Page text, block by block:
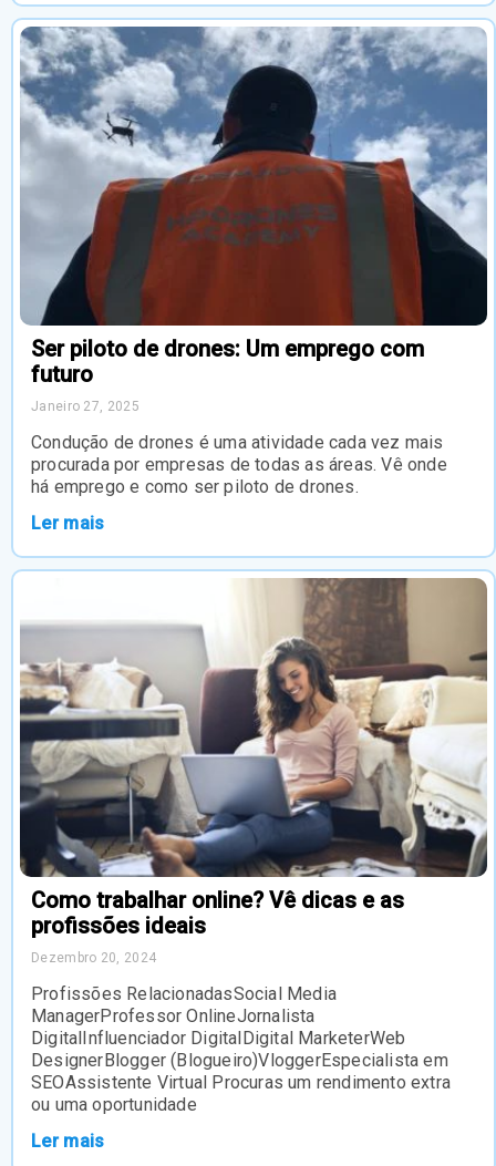
Ser piloto de drones: Um emprego com
futuro
Janeiro 27, 2025
Condução de drones é uma atividade cada vez mais
procurada por empresas de todas as áreas. Vê onde
há emprego e como ser piloto de drones.
Ler mais
Como trabalhar online? Vê dicas e as
profissões ideais
Dezembro 20, 2024
Profissões RelacionadasSocial Media
ManagerProfessor OnlineJornalista
DigitalInfluenciador DigitalDigital MarketerWeb
DesignerBlogger (Blogueiro)VloggerEspecialista em
SEOAssistente Virtual Procuras um rendimento extra
ou uma oportunidade
Ler mais